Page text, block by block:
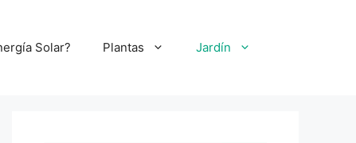
Solar? Plantas Jardín